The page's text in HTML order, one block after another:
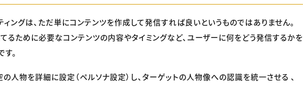
ィングは、ただ単にコンテンツを作成して発信すれば良いというものではありません。
るために必要なコンテンツの内容やタイミングなど、ユーザーに何をどう発信するかを
。
の人物を詳細に設定（ペルソナ設定）し、ターゲットの人物像への認識を統一させる 、